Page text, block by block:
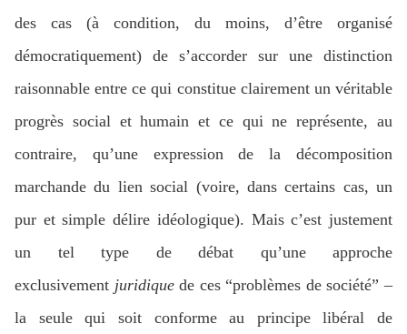
des cas (à condition, du moins, d’être organisé
démocratiquement) de s’accorder sur une distinction
raisonnable entre ce qui constitue clairement un véritable
progrès social et humain et ce qui ne représente, au
contraire, qu’une expression de la décomposition
marchande du lien social (voire, dans certains cas, un
pur et simple délire idéologique). Mais c’est justement
un tel type de débat qu’une approche
exclusivement juridiquede ces “problèmes de société” –
la seule qui soit conforme au principe libéral de